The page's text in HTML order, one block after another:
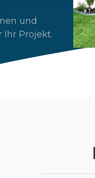
und
Ihr Projekt.